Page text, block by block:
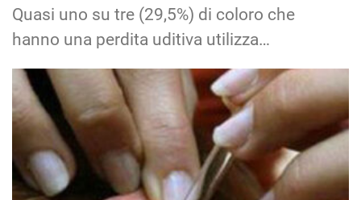
Quasi uno su tre (29,5%) di coloro che
hanno una perdita uditiva utilizza…